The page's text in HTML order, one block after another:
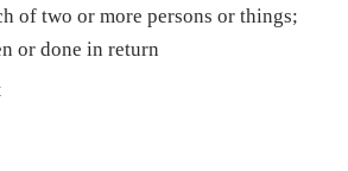
of two or more persons or things;
or done in return